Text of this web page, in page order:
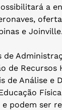
a
e
de Recursos
de Análise e
podem ser